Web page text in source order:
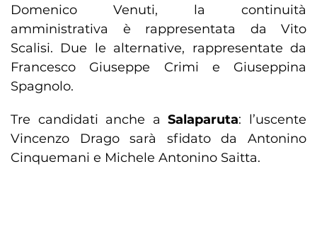
Domenico Venuti, la continuità
amministrativa è rappresentata da Vito
Scalisi. Due le alternative, rappresentate da
Francesco Giuseppe Crimi e Giuseppina
Spagnolo.
Tre candidati anche aSalaparuta: l’uscente
Vincenzo Drago sarà sfidato da Antonino
Cinquemani e Michele Antonino Saitta.